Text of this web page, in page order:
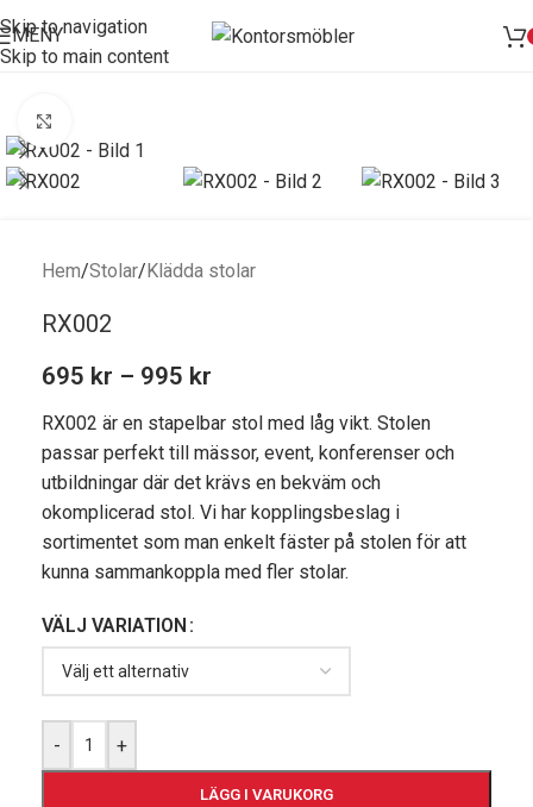
Skip to navigation
Skip to main content
MENY
Hem/Stolar/Klädda stolar
RX002
695 kr – 995 kr
RX002 är en stapelbar stol med låg vikt. Stolen
passar perfekt till mässor, event, konferenser och
utbildningar där det krävs en bekväm och
okomplicerad stol. Vi har kopplingsbeslag i
sortimentet som man enkelt fäster på stolen för att
kunna sammankoppla med fler stolar.
VÄLJ VARIATION
- +
LÄGG I VARUKORG